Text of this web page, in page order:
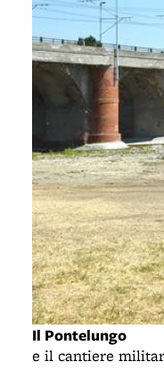
Il Pontelungo
e il cantiere